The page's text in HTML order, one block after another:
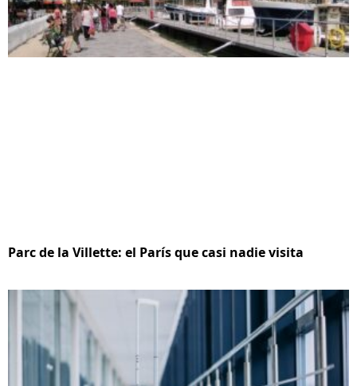
Parc de la Villette: el París que casi nadie visita